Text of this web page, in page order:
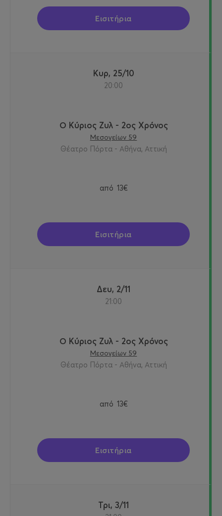
Εισιτήρια
Κυρ, 25/10
20:00
Ο Κύριος Ζυλ - 2ος Χρόνος
Μεσογείων 59
Θέατρο Πόρτα - Αθήνα, Αττική
από 13€
Εισιτήρια
Δευ, 2/11
21:00
Ο Κύριος Ζυλ - 2ος Χρόνος
Μεσογείων 59
Θέατρο Πόρτα - Αθήνα, Αττική
από 13€
Εισιτήρια
Τρι, 3/11